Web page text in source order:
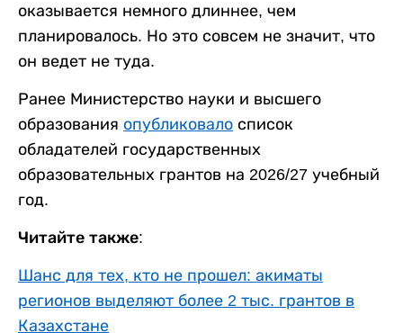
оказывается немного длиннее, чем
планировалось. Но это совсем не значит, что
он ведет не туда.
Ранее Министерство науки и высшего
образования опубликовало список
обладателей государственных
образовательных грантов на 2026/27 учебный
год.
Читайте также:
Шанс для тех, кто не прошел: акиматы
регионов выделяют более 2 тыс. грантов в
Казахстане